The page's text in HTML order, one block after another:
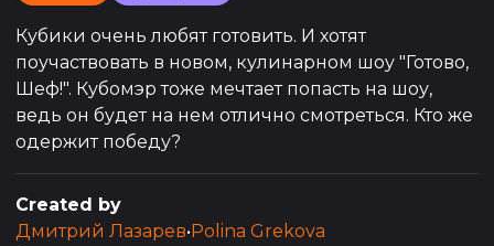
Кубики очень любят готовить. И хотят
поучаствовать в новом, кулинарном шоу "Готово,
Шеф!". Кубомэр тоже мечтает попасть на шоу,
ведь он будет на нем отлично смотреться. Кто же
одержит победу?
Created by
Дмитрий Лазарев• Polina Grekova